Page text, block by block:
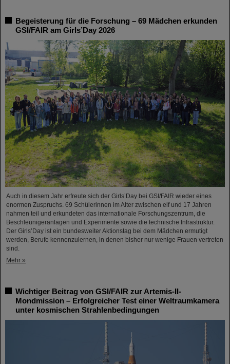
Begeisterung für die Forschung – 69 Mädchen erkunden
GSI/FAIR am Girls’Day 2026
Auch in diesem Jahr erfreute sich der Girls’Day bei GSI/FAIR wieder eines
enormen Zuspruchs. 69 Schülerinnen im Alter zwischen elf und 17 Jahren
nahmen teil und erkundeten das internationale Forschungszentrum, die
Beschleunigeranlagen und Experimente sowie die technische Infrastruktur.
Der Girls’Day ist ein bundesweiter Aktionstag bei dem Mädchen ermutigt
werden, Berufe kennenzulernen, in denen bisher nur wenige Frauen vertreten
sind.
Mehr »
Wichtiger Beitrag von GSI/FAIR zur Artemis-II-
Mondmission – Erfolgreicher Test einer Weltraumkamera
unter kosmischen Strahlenbedingungen